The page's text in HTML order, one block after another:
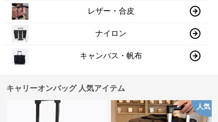
レザー・合皮
ナイロン
キャンバス・帆布
キャリーオンバッグ 人気アイテム
人気